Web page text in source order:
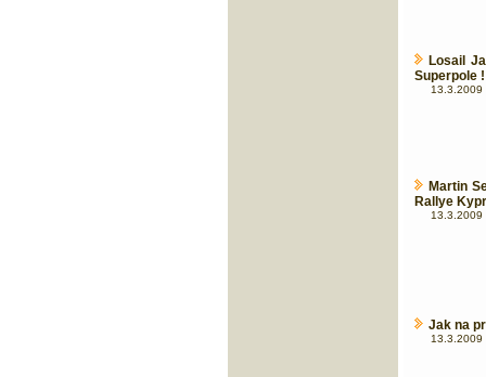
Losail
Superpole
13.3.2009
Martin
Rallye Kypr
13.3.2009
Jak na
13.3.2009